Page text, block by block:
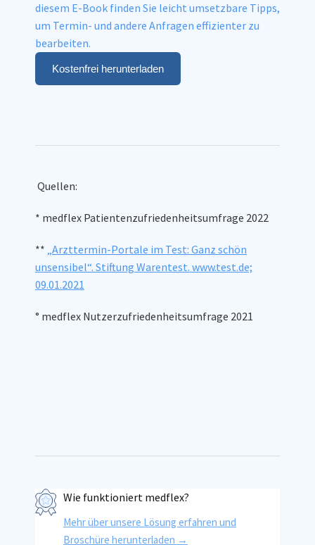
diesem E-Book finden Sie leicht umsetzbare Tipps,
um Termin- und andere Anfragen effizienter zu
bearbeiten.
Kostenfrei herunterladen
Quellen:
* medflex Patientenzufriedenheitsumfrage 2022
** „Arzt­termin-Portale im Test: Ganz schön
unsensibel“. Stiftung Warentest. www.test.de;
09.01.2021
° medflex Nutzerzufriedenheitsumfrage 2021
Wie funktioniert medflex?
Mehr über unsere Lösung erfahren und
Broschüre herunterladen →